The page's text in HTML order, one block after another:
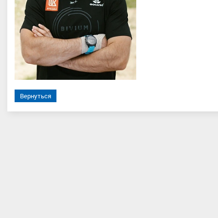
Вернуться
Данила Алексеевич
Челябинская область,
Красноярский край
Татарстан, Казань